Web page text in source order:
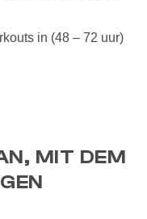
in (48 – 72 uur)
MIT DEM